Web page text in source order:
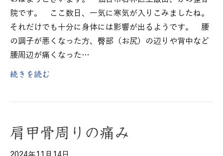
院です。 ここ数日、一気に寒気が入りこみましたね。
それだけでも十分に身体には影響が出るようです。 腰
の調子が悪くなった方、臀部（お尻）の辺りや背中など
腰周辺が痛くなった…
続きを読む
肩甲骨周りの痛み